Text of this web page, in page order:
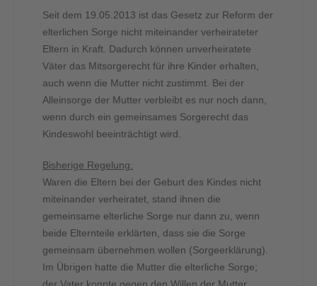
Seit dem 19.05.2013 ist das Gesetz zur Reform der
elterlichen Sorge nicht miteinander verheirateter
Eltern in Kraft. Dadurch können unverheiratete
Väter das Mitsorgerecht für ihre Kinder erhalten,
auch wenn die Mutter nicht zustimmt. Bei der
Alleinsorge der Mutter verbleibt es nur noch dann,
wenn durch ein gemeinsames Sorgerecht das
Kindeswohl beeinträchtigt wird.
Bisherige Regelung:
Waren die Eltern bei der Geburt des Kindes nicht
miteinander verheiratet, stand ihnen die
gemeinsame elterliche Sorge nur dann zu, wenn
beide Elternteile erklärten, dass sie die Sorge
gemeinsam übernehmen wollen (Sorgeerklärung).
Im Übrigen hatte die Mutter die elterliche Sorge;